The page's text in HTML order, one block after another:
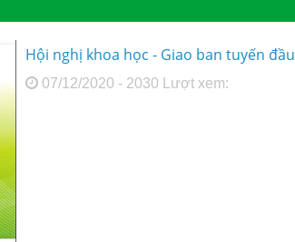
Hội nghị khoa học - Giao ban tuyến
07/12/2020 - 2030 Lượt xem: